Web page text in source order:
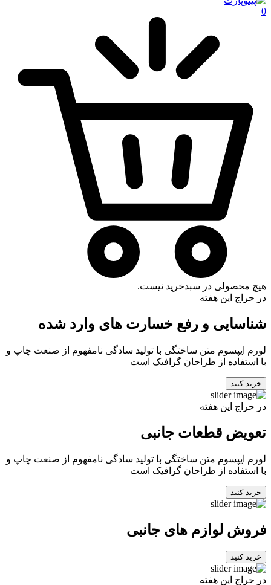
0
هیچ محصولی در سبدخرید نیست.
در حراج این هفته
شناسایی و رفع خسارت های وارد شده
لورم ایپسوم متن ساختگی با تولید سادگی نامفهوم از صنعت چاپ و
با استفاده از طراحان گرافیک است
خرید کنید
در حراج این هفته
تعویض قطعات جانبی
لورم ایپسوم متن ساختگی با تولید سادگی نامفهوم از صنعت چاپ و
با استفاده از طراحان گرافیک است
خرید کنید
فروش لوازم های جانبی
خرید کنید
در حراج این هفته